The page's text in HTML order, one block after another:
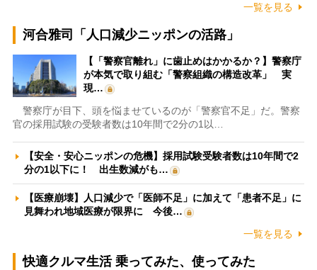
一覧を見る
河合雅司「人口減少ニッポンの活路」
【「警察官離れ」に歯止めはかかるか？】警察庁
が本気で取り組む「警察組織の構造改革」 実
現…
警察庁が目下、頭を悩ませているのが「警察官不足」だ。警察
官の採用試験の受験者数は10年間で2分の1以…
【安全・安心ニッポンの危機】採用試験受験者数は10年間で2
分の1以下に！ 出生数減がも…
【医療崩壊】人口減少で「医師不足」に加えて「患者不足」に
見舞われ地域医療が限界に 今後…
一覧を見る
快適クルマ生活 乗ってみた、使ってみた